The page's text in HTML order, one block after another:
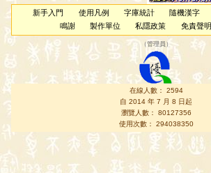
新手入門 使用凡例 字庫統計 隨機漢字
鳴謝
製作單位 私隱政策 免責聲明
（管理員 ）
在線人數： 2594
自 2014 年 7 月 8 日起
瀏覽人數： 80127356
使用次數： 294038350